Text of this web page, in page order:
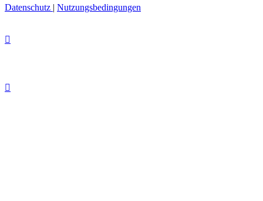
Datenschutz | Nutzungsbedingungen